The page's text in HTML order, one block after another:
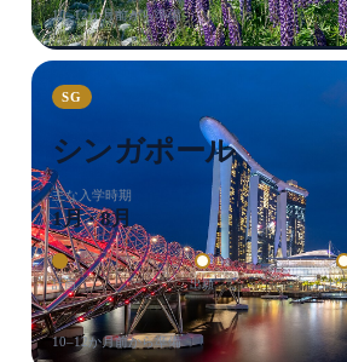
10–12か月前から準備
SG
シンガポール
主な入学時期
1月 · 8月
計画 出願 ビ
10–12か月前から準備